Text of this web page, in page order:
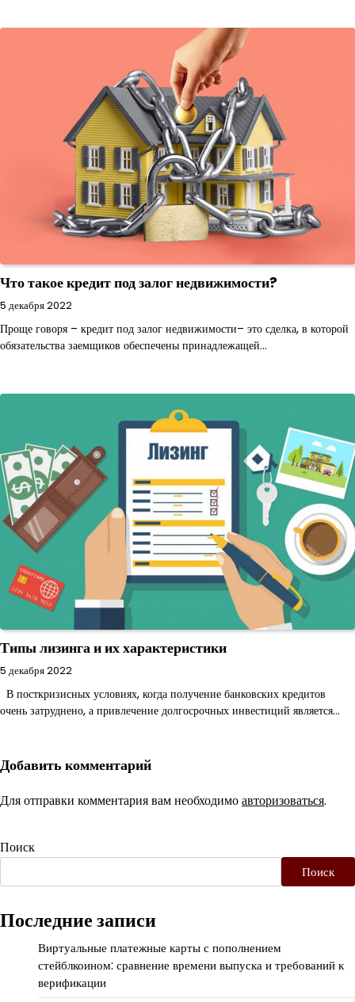
Что такое кредит под залог недвижимости?
5 декабря 2022
Проще говоря – кредит под залог недвижимости– это сделка, в которой
обязательства заемщиков обеспечены принадлежащей…
Типы лизинга и их характеристики
5 декабря 2022
В посткризисных условиях, когда получение банковских кредитов
очень затруднено, а привлечение долгосрочных инвестиций является…
Добавить комментарий
Для отправки комментария вам необходимоавторизоваться.
Поиск
Поиск
Последние записи
Виртуальные платежные карты с пополнением
стейблкоином: сравнение времени выпуска и требований к
верификации